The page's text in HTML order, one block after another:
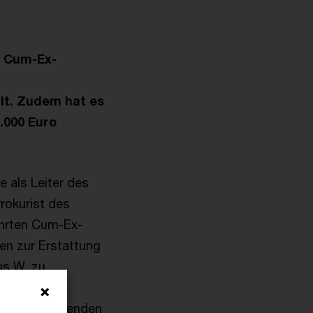
Ex-
Zudem hat es
Euro
als Leiter des
des
Cum-Ex-
zur Erstattung
W. zu
bestehenden